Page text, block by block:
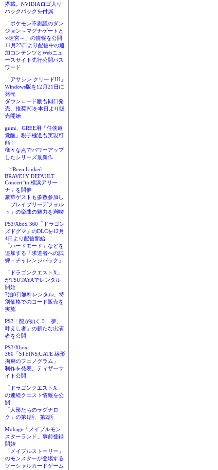
搭載。NVIDIAロゴ入り
バックパックを付属
「ポケモン不思議のダン
ジョン～マグナゲートと
∞迷宮～」の情報を公開
11月23日より配信中の追
加コンテンツとWebニュ
ースサイト先行公開パス
ワード
「アサシン クリードIII」
Windows版を12月21日に
発売
ダウンロード版も同日発
売。推奨PCを本日より販
売開始
gumi、GREE用「任侠道
覚醒」親子極道も実現可
能！
様々な点でパワーアップ
したシリーズ最新作
「“Revo Linked
BRAVELY DEFAULT
Concert”in 横浜アリー
ナ」を開催
豪華ゲストも多数参加し
「ブレイブリーデフォル
ト」の楽曲の魅力を満喫
PS3/Xbox 360「ドラゴン
ズドグマ」のDLCを12月
4日より配信開始
「ハードモード」などを
追加する「求道者への試
練・チャレンジパック」
「ドラゴンクエストX」
がTSUTAYAでレンタル
開始
7泊8日無料レンタル、特
別価格でのコード販売を
実施
PS3「龍が如く５ 夢、
叶えし者」の新たな出演
者を公開
PS3/Xbox
360「STEINS;GATE 線形
拘束のフェノグラム」
制作を発表。ティザーサ
イト公開
「ドラゴンクエストX」
の連続クエスト情報を公
開
「人形たちのラグナロ
ク」の第1話、第2話
Mobage「メイプルモン
スターランド」事前登録
開始
「メイプルストーリー」
のモンスターが登場する
ソーシャルカードゲーム